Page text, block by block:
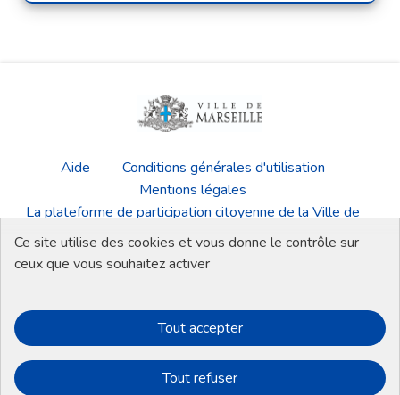
Aide
Conditions générales d'utilisation
Mentions légales
La plateforme de participation citoyenne de la Ville de
Marseille
Télécharger les fichiers Open Data
Plateforme de participation de la Ville
Plateforme de participation de la
Plateforme de participation
Plateforme de
Ce site utilise des cookies et vous donne le contrôle sur
ceux que vous souhaitez activer
Tout accepter
Tout refuser